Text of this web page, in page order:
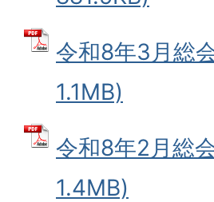
令和8年3月総
1.1MB)
令和8年2月総
1.4MB)